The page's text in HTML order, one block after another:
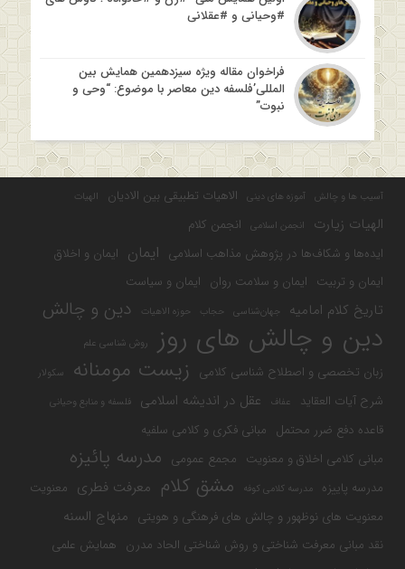
#وحیانی و #عقلانی
فراخوان مقاله ویژه سیزدهمین همایش بین
المللی’فلسفه دین معاصر با موضوع: “وحی و
نبوت”
آسیب ها و چالش آموزه های دینی الاهیات تطبیقی بین الادیان الهیات
الهیات زیارت انجمن اسلامی
انجمن کلام
ایده‌ها و شکاف‌ها در پژوهش مذاهب اسلامی ایمان ایمان و اخلاق
ایمان و تربیت ایمان و سلامت روان ایمان و سیاست
تاریخ کلام امامیه جهان‌شناسی حجاب حوزه الاهیات دین و چالش
دین و چالش های روز روش شناسی علم
زبان تخصصی و اصطلاح شناسی کلامی زیست مومنانه سکولار
شرح آیات العقاید عفاف عقل در اندیشه اسلامی فلسفه و منابع وحیانی
قاعده دفع ضرر محتمل مبانی فکری و کلامی سلفیه
مبانی کلامی اخلاق و معنویت مجمع عمومی مدرسه پائیزه
مدرسه پاییزه مدرسه کلامی کوفه مشق کلام معرفت فطری معنویت
معنویت های نوظهور و چالش های فرهنگی و هویتی منهاج السنه
نقد مبانی معرفت شناختی و روش شناختی الحاد مدرن همایش علمی